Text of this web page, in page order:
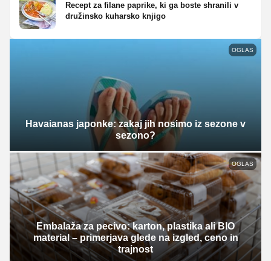
Recept za filane paprike, ki ga boste shranili v
družinsko kuharsko knjigo
OGLAS
Havaianas japonke: zakaj jih nosimo iz sezone v
sezono?
OGLAS
Embalaža za pecivo: karton, plastika ali BIO
material – primerjava glede na izgled, ceno in
trajnost